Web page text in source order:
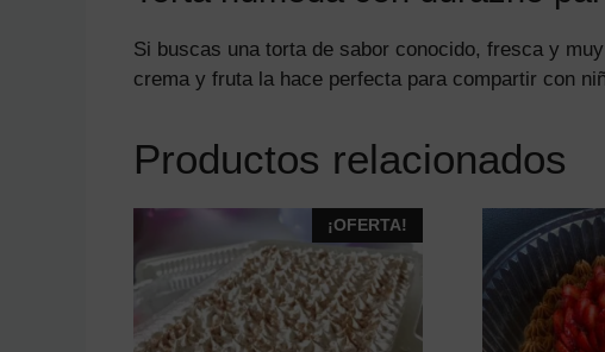
Si buscas una torta de sabor conocido, fresca y
crema y fruta la hace perfecta para compartir con
Productos relacionados
¡OFERTA!